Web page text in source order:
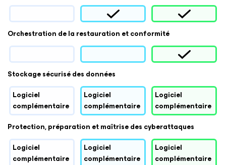
Orchestration de la restauration et conformité
Stockage sécurisé des données
Logiciel
complémentaire
Logiciel
complémentaire
Logiciel
complémentaire
Protection, préparation et maîtrise des cyberattaques
Logiciel
complémentaire
Logiciel
complémentaire
Logiciel
complémentaire